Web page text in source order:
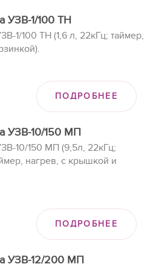
УЗВ-1/100 ТН
1/100 ТН (1,6 л, 22кГц; таймер,
ПОДРОБНЕЕ
УЗВ-10/150 МП
10/150 МП (9,5л, 22кГц;
нагрев, с крышкой и
ПОДРОБНЕЕ
УЗВ-12/200 МП